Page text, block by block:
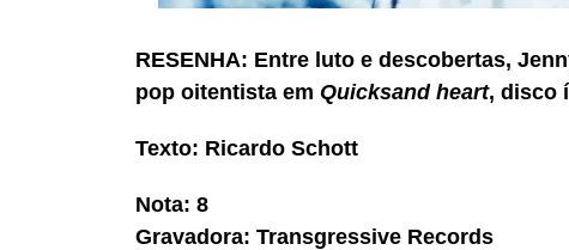
RESENHA: Entre luto e descobertas,
pop oitentista em Quicksand heart, disco
Texto: Ricardo Schott
Nota: 8
Gravadora: Transgressive Records